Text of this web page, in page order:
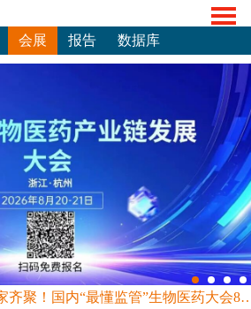
会展 报告 数据库
20+监管与首席审评专家齐聚！国内“最